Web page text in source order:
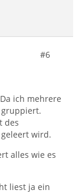
#6
ich mehrere
gruppiert.
des
wird.
alles wie es
liest ja ein